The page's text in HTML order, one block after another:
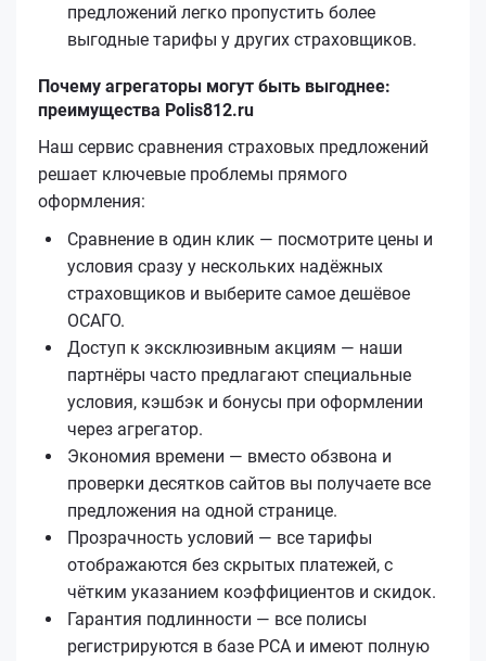
предложений легко пропустить более
выгодные тарифы у других страховщиков.
Почему агрегаторы могут быть выгоднее:
преимущества Polis812.ru
Наш сервис сравнения страховых предложений
решает ключевые проблемы прямого
оформления:
Сравнение в один клик — посмотрите цены и
условия сразу у нескольких надёжных
страховщиков и выберите самое дешёвое
ОСАГО.
Доступ к эксклюзивным акциям — наши
партнёры часто предлагают специальные
условия, кэшбэк и бонусы при оформлении
через агрегатор.
Экономия времени — вместо обзвона и
проверки десятков сайтов вы получаете все
предложения на одной странице.
Прозрачность условий — все тарифы
отображаются без скрытых платежей, с
чётким указанием коэффициентов и скидок.
Гарантия подлинности — все полисы
регистрируются в базе РСА и имеют полную